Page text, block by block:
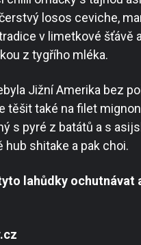
losos ceviche,
v limetkové šťávě a
z tygřího mléka.
Jižní Amerika bez
těšit také na filet
s pyré z batátů a s
shitake a pak choi.
lahůdky ochutnávat